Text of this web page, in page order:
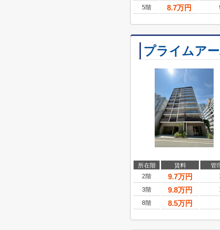
5階
8.7万円
プライムア
所在階 賃料
管
2階
9.7万円
3階
9.8万円
8階
8.5万円